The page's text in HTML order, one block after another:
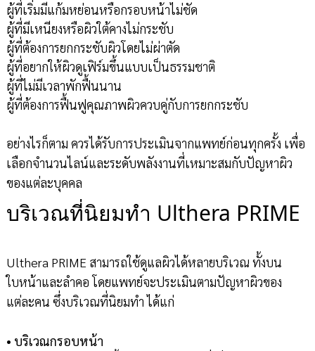
ผู้ที่เริ่มมีแก้มหย่อนหรือกรอบหน้าไม่ชัด
ผู้ที่มีเหนียงหรือผิวใต้คางไม่กระชับ
ผู้ที่ต้องการยกกระชับผิวโดยไม่ผ่าตัด
ผู้ที่อยากให้ผิวดูเฟิร์มขึ้นแบบเป็นธรรมชาติ
ผู้ที่ไม่มีเวลาพักฟื้นนาน
ผู้ที่ต้องการฟื้นฟูคุณภาพผิวควบคู่กับการยกกระชับ
อย่างไรก็ตาม ควรได้รับการประเมินจากแพทย์ก่อนทุกครั้ง เพื่อ
เลือกจำนวนไลน์และระดับพลังงานที่เหมาะสมกับปัญหาผิว
ของแต่ละบุคคล
บริเวณที่นิยมทำ Ulthera PRIME
Ulthera PRIME สามารถใช้ดูแลผิวได้หลายบริเวณ ทั้งบน
ใบหน้าและลำคอ โดยแพทย์จะประเมินตามปัญหาผิวของ
แต่ละคน ซึ่งบริเวณที่นิยมทำ ได้แก่
• บริเวณกรอบหน้า